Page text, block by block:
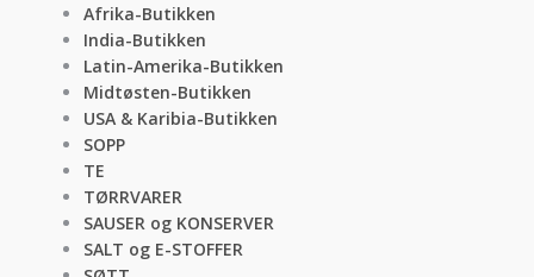
Afrika-Butikken
India-Butikken
Latin-Amerika-Butikken
Midtøsten-Butikken
USA & Karibia-Butikken
SOPP
TE
TØRRVARER
SAUSER og KONSERVER
SALT og E-STOFFER